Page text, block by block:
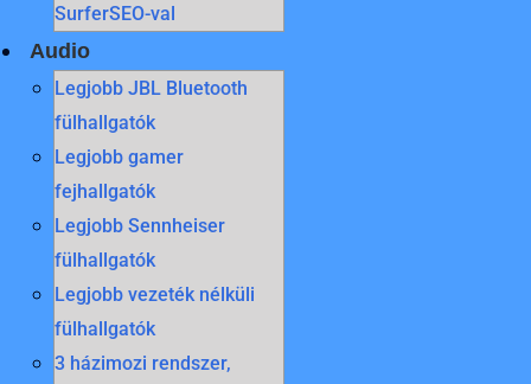
SurferSEO-val
Audio
Legjobb JBL Bluetooth
fülhallgatók
Legjobb gamer
fejhallgatók
Legjobb Sennheiser
fülhallgatók
Legjobb vezeték nélküli
fülhallgatók
3 házimozi rendszer,